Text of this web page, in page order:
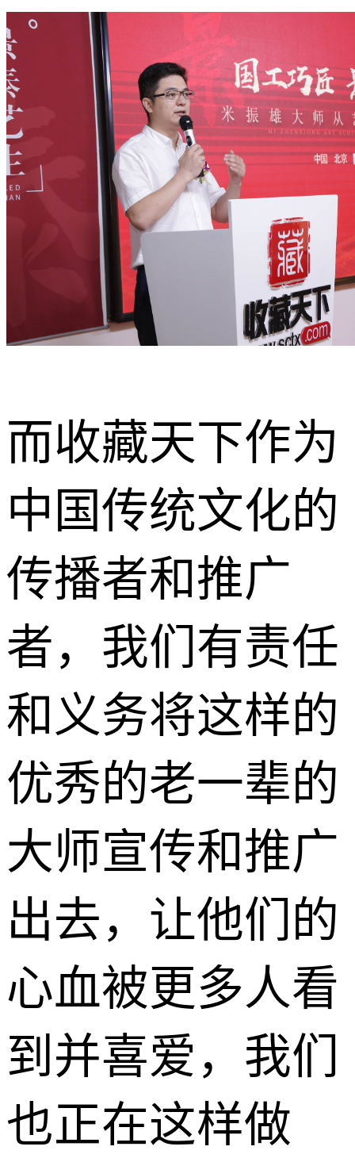
而收藏天下作为
中国传统文化的
传播者和推广
者，我们有责任
和义务将这样的
优秀的老一辈的
大师宣传和推广
出去，让他们的
心血被更多人看
到并喜爱，我们
也正在这样做